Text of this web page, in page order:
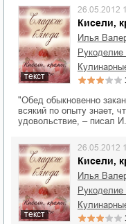
текст
Кисели,
26.05.2012
Илья
"Обед обыкновенно
всякий по опыту знает,
удовольствие, – писал
текст
Кисели,
26.05.2012
Илья